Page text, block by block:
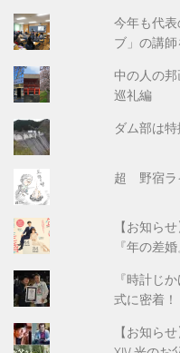
今年も代
ブ」の講
中の人の
巡礼編
ダム部は
超 野宿ラ
【お知ら
『年の差
『時計じ
式に密着！
【お知ら